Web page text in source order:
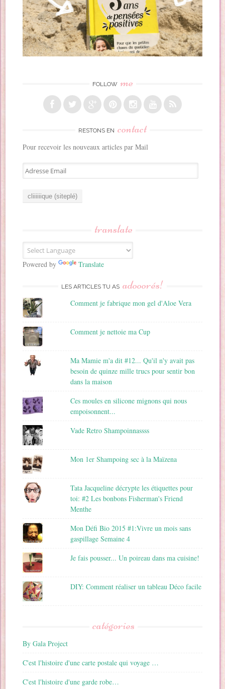
FOLLOW me
RESTONS EN contact
Pour recevoir les nouveaux articles par Mail
A
d
E
m
a
translate
Powered by Translate
LES ARTICLES TU AS adooorés!
Comment je fabrique mon gel d'Aloe Vera
Comment je nettoie ma Cup
Ma Mamie m'a dit #12... Qu'il n'y avait pas
besoin de quinze mille trucs pour sentir bon
dans la maison
Ces moules en silicone mignons qui nous
empoisonnent...
Vade Retro Shampoinnassss
Mon 1er Shampoing sec à la Maïzena
Tata Jacqueline décrypte les étiquettes pour
toi: #2 Les bonbons Fisherman's Friend
Menthe
Mon Défi Bio 2015 #1:Vivre un mois sans
gaspillage Semaine 4
Je fais pousser... Un poireau dans ma cuisine!
DIY: Comment réaliser un tableau Déco facile
catégories
By Gala Project
C'est l'histoire d'une carte postale qui voyage …
C'est l'histoire d'une garde robe…